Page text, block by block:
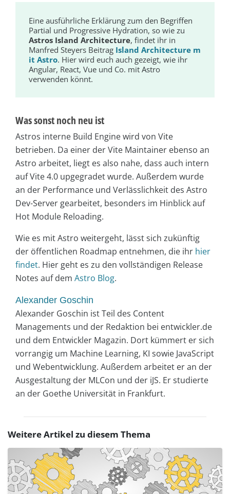
Eine ausführliche Erklärung zum den Begriffen
Partial und Progressive Hydration, so wie zu
Astros Island Architecture, findet ihr in
Manfred Steyers Beitrag Island Architecture m
it Astro. Hier wird euch auch gezeigt, wie ihr
Angular, React, Vue und Co. mit Astro
verwenden könnt.
Was sonst noch neu ist
Astros interne Build Engine wird von Vite
betrieben. Da einer der Vite Maintainer ebenso an
Astro arbeitet, liegt es also nahe, dass auch intern
auf Vite 4.0 upgegradet wurde. Außerdem wurde
an der Performance und Verlässlichkeit des Astro
Dev-Server gearbeitet, besonders im Hinblick auf
Hot Module Reloading.
Wie es mit Astro weitergeht, lässt sich zukünftig
der öffentlichen Roadmap entnehmen, die ihr hier
findet. Hier geht es zu den vollständigen Release
Notes auf dem Astro Blog.
Alexander Goschin
Alexander Goschin ist Teil des Content
Managements und der Redaktion bei entwickler.de
und dem Entwickler Magazin. Dort kümmert er sich
vorrangig um Machine Learning, KI sowie JavaScript
und Webentwicklung. Außerdem arbeitet er an der
Ausgestaltung der MLCon und der iJS. Er studierte
an der Goethe Universität in Frankfurt.
Weitere Artikel zu diesem Thema